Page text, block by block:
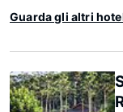
Guarda gli altri